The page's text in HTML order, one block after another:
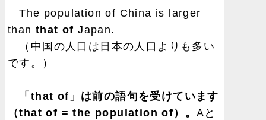
The population of China is larger
than that of Japan.
（中国の人口は日本の人口よりも多い
です。）
「that of」は前の語句を受けています
（that of = the population of）。 Aと